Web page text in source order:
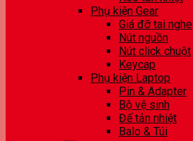
Phụ kiện Gear
Giá đỡ tai nghe
Nút nguồn
Nút click chuột
Keycap
Phụ kiện Laptop
Pin & Adapter
Bộ vệ sinh
Đế tản nhiệt
Balo & Túi